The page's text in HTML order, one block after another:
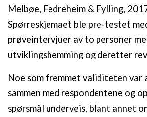
Melbøe, Fedreheim & Fylling,
Spørreskjemaet ble pre-testet
prøveintervjuer av to personer
utviklingshemming og deretter
Noe som fremmet validiteten var
sammen med respondentene og
spørsmål underveis, blant annet